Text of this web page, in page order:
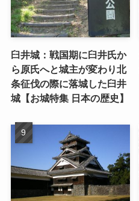
臼井城：戦国期に臼井氏か
ら原氏へと城主が変わり北
条征伐の際に落城した臼井
城【お城特集 日本の歴史】